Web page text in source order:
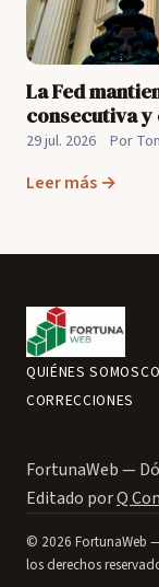
La Fed
consecutiva
29 jul. 2026 Por
Leer más →
QUIÉNES SOMOS
CORRECCIONES
FortunaWeb —
Editado porQ
© 2026 FortunaWeb
los derechos